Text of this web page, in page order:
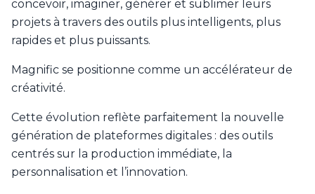
concevoir, imaginer, générer et sublimer leurs
projets à travers des outils plus intelligents, plus
rapides et plus puissants.
Magnific se positionne comme un accélérateur de
créativité.
Cette évolution reflète parfaitement la nouvelle
génération de plateformes digitales : des outils
centrés sur la production immédiate, la
personnalisation et l’innovation.